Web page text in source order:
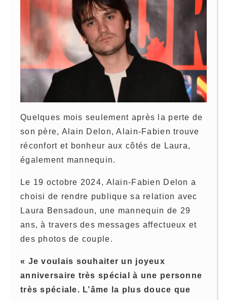
Quelques mois seulement après la perte de
son père, Alain Delon, Alain-Fabien trouve
réconfort et bonheur aux côtés de Laura,
également mannequin.
Le 19 octobre 2024, Alain-Fabien Delon a
choisi de rendre publique sa relation avec
Laura Bensadoun, une mannequin de 29
ans, à travers des messages affectueux et
des photos de couple.
« Je voulais souhaiter un joyeux
anniversaire très spécial à une personne
très spéciale. L’âme la plus douce que